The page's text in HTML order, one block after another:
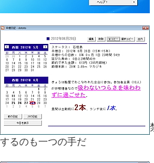
するのも一つの手だ